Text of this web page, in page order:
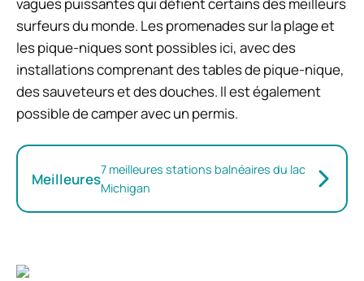
surfeurs du monde. Les promenades sur la plage et
les pique-niques sont possibles ici, avec des
installations comprenant des tables de pique-nique,
des sauveteurs et des douches. Il est également
possible de camper avec un permis.
Meilleures7 meilleures stations balnéaires du lac
Michigan